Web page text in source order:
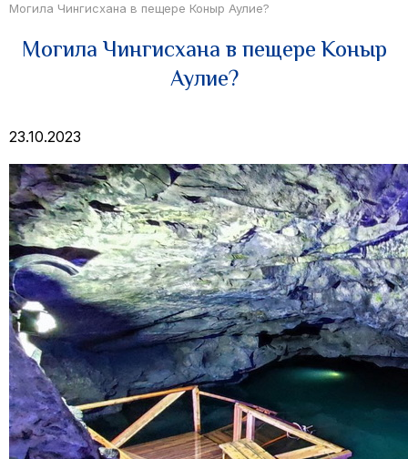
Могила Чингисхана в пещере Коныр Аулие?
Могила Чингисхана в пещере Коныр
Аулие?
23.10.2023